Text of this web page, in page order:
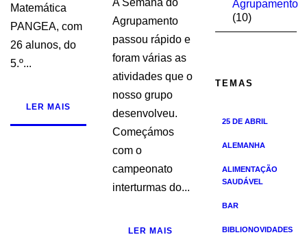
Matemática
PANGEA, com
26 alunos, do
5.º...
LER MAIS
A Semana do
Agrupamento
passou rápido e
foram várias as
atividades que o
nosso grupo
desenvolveu.
Começámos
com o
campeonato
interturmas do...
LER MAIS
Agrupamento
(10)
TEMAS
25 DE ABRIL
ALEMANHA
ALIMENTAÇÃO
SAUDÁVEL
BAR
BIBLIONOVIDADES